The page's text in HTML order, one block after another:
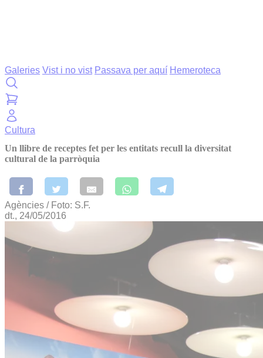
Galeries Vist i no vist Passava per aquí Hemeroteca
Cultura
Un llibre de receptes fet per les entitats recull la diversitat
cultural de la parròquia
Agències / Foto: S.F.
dt., 24/05/2016